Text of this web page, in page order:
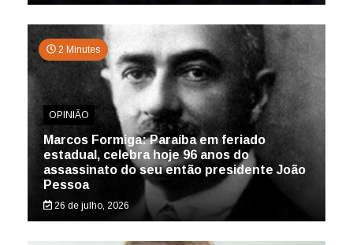
2 Minutes
OPINIÃO
Marcos Formiga: Paraíba em feriado
estadual, celebra hoje 96 anos do
assassinato do seu então presidente João
Pessoa
26 de julho, 2026